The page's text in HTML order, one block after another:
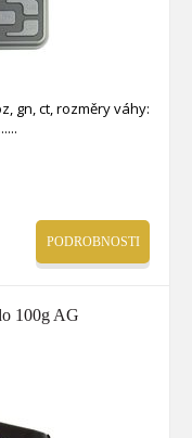
PODROBNOSTI
100g AG